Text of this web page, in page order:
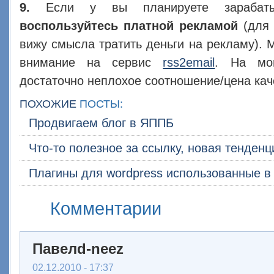
9. Если у вы планируете
воспользуйтесь платной рекламой (для
вижу смысла тратить деньги на рекламу).
внимание на сервис rss2email . На мой
достаточно неплохое соотношение/цена
ПОХОЖИЕ ПОСТЫ:
Продвигаем блог в ЯППБ
Что-то полезное за ссылку, новая
Плагины для wordpress использованные в
Комментарии
Павелd-neez
02.12.2010 - 17:37